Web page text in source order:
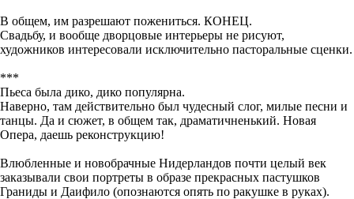
В общем, им разрешают пожениться. КОНЕЦ.
Свадьбу, и вообще дворцовые интерьеры не рисуют,
художников интересовали исключительно пасторальные сценки.
***
Пьеса была дико, дико популярна.
Наверно, там действительно был чудесный слог, милые песни и
танцы. Да и сюжет, в общем так, драматичненький. Новая
Опера, даешь реконструкцию!
Влюбленные и новобрачные Нидерландов почти целый век
заказывали свои портреты в образе прекрасных пастушков
Граниды и Даифило (опознаются опять по ракушке в руках).